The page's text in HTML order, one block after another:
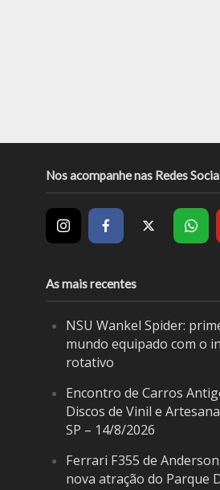
Nos acompanhe nas Redes
As mais recentes
NSU Wankel Spider:
mundo equipado com o
rotativo
Encontro de Carros
Discos de Vinil e
SP – 14/8/2026
Ferrari F355 de
nova atração do Parque